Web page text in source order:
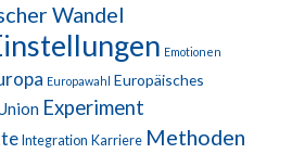
Wandel
Emotionen
Europawahl Europäisches
Experiment
Integration Karriere Methoden